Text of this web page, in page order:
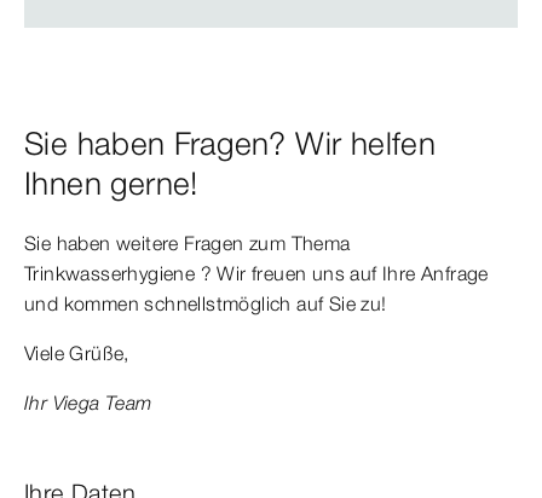
Sie haben Fragen? Wir helfen
Ihnen gerne!
Sie haben weitere Fragen zum Thema
Trinkwasserhygiene ? Wir freuen uns auf Ihre Anfrage
und kommen schnellstmöglich auf Sie zu!
Viele Grüße,
Ihr Viega Team